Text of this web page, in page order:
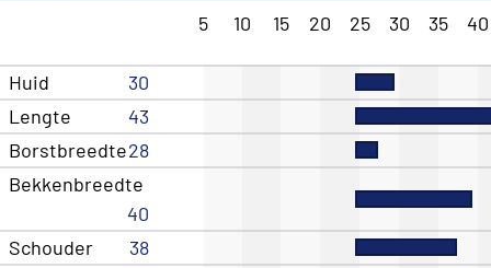
5 10 15 20 25 30 35 40
Huid
30
Lengte
43
Borstbreedte28
Bekkenbreedte
40
Schouder
38